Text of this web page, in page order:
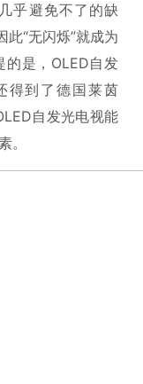
乎避免不了的缺
“无闪烁”就成为
的是，OLED自发
得到了德国莱茵
自发光电视能
。